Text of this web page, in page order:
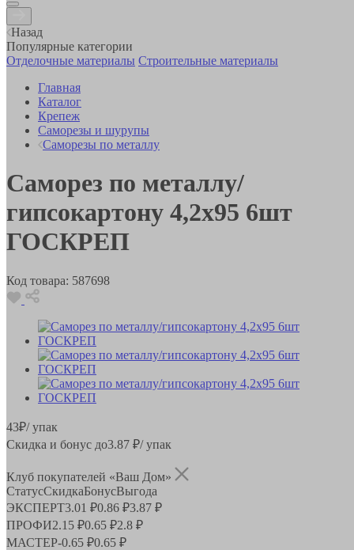
Назад
Популярные категории
Отделочные материалы Строительные материалы
Главная
Каталог
Крепеж
Саморезы и шурупы
Саморезы по металлу
Саморез по металлу/
гипсокартону 4,2х95 6шт
ГОСКРЕП
Код товара: 587698
43₽/ упак
Скидка и бонус до3.87 ₽/ упак
Клуб покупателей «Ваш Дом»
СтатусСкидкаБонусВыгода
ЭКСПЕРТ3.01 ₽0.86 ₽3.87 ₽
ПРОФИ2.15 ₽0.65 ₽2.8 ₽
МАСТЕР-0.65 ₽0.65 ₽